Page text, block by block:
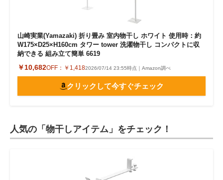
山崎実業(Yamazaki) 折り畳み 室内物干し ホワイト 使用時：約
W175×D25×H160cm タワー tower 洗濯物干し コンパクトに収
納できる 組み立て簡単 6619
￥10,682OFF： ￥1,4182026/07/14 23:55時点｜Amazon調べ
クリックして今すぐチェック
人気の「物干しアイテム」をチェック！